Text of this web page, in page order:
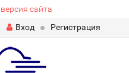
сайта
Вход Регистрация